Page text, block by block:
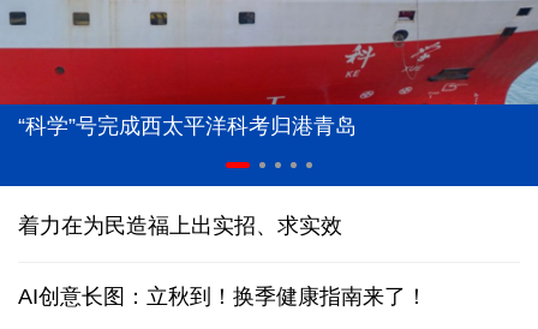
“科学”号完成西太平洋科考归港青岛
着力在为民造福上出实招、求实效
AI创意长图：立秋到！换季健康指南来了！